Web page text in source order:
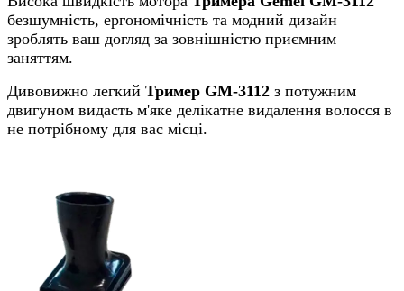
безшумність, ергономічність та модний дизайн
зроблять ваш догляд за зовнішністю приємним
заняттям.
Дивовижно легкий Тример GM-3112 з потужним
двигуном видасть м'яке делікатне видалення волосся в
не потрібному для вас місці.